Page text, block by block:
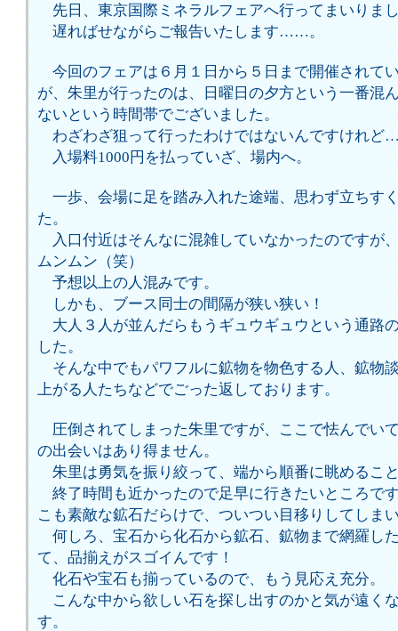
先日、東京国際ミネラルフェアへ行ってまいりま
遅ればせながらご報告いたします……。
今回のフェアは６月１日から５日まで開催されて
が、朱里が行ったのは、日曜日の夕方という一番混
ないという時間帯でございました。
わざわざ狙って行ったわけではないんですけれ
入場料1000円を払っていざ、場内へ。
一歩、会場に足を踏み入れた途端、思わず立ちす
た。
入口付近はそんなに混雑していなかったのですが
ムンムン（笑）
予想以上の人混みです。
しかも、ブース同士の間隔が狭い狭い！
大人３人が並んだらもうギュウギュウという通路
した。
そんな中でもパワフルに鉱物を物色する人、鉱物
上がる人たちなどでごった返しております。
圧倒されてしまった朱里ですが、ここで怯んでい
の出会いはあり得ません。
朱里は勇気を振り絞って、端から順番に眺めるこ
終了時間も近かったので足早に行きたいところで
こも素敵な鉱石だらけで、ついつい目移りしてしま
何しろ、宝石から化石から鉱石、鉱物まで網羅し
て、品揃えがスゴイんです！
化石や宝石も揃っているので、もう見応え充分。
こんな中から欲しい石を探し出すのかと気が遠く
す。